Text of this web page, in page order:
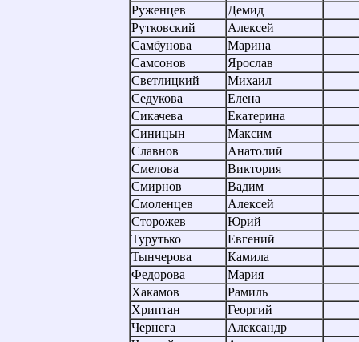
Руженцев
Демид
Рутковский
Алексей
Самбунова
Марина
Самсонов
Ярослав
Светлицкий
Михаил
Седукова
Елена
Сикачева
Екатерина
Синицын
Максим
Славнов
Анатолий
Смелова
Виктория
Смирнов
Вадим
Смоленцев
Алексей
Сторожев
Юрий
Турутько
Евгений
Тынчерова
Камила
Федорова
Мария
Хакамов
Рамиль
Хриптан
Георгий
Чернега
Александр